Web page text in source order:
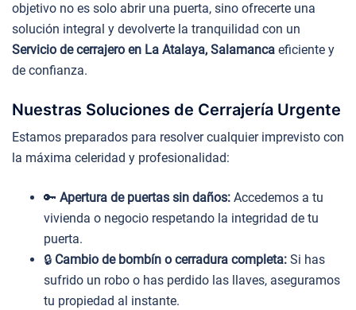
objetivo no es solo abrir una puerta, sino ofrecerte una
solución integral y devolverte la tranquilidad con un
Servicio de cerrajero en La Atalaya, Salamanca eficiente y
de confianza.
Nuestras Soluciones de Cerrajería Urgente
Estamos preparados para resolver cualquier imprevisto con
la máxima celeridad y profesionalidad:
🔑 Apertura de puertas sin daños: Accedemos a tu
vivienda o negocio respetando la integridad de tu
puerta.
🔒 Cambio de bombín o cerradura completa: Si has
sufrido un robo o has perdido las llaves, aseguramos
tu propiedad al instante.